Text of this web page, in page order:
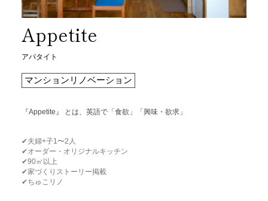
Appetite
アパタイト
マンションリノベーション
『Appetite』 とは、英語で「食欲」「興味・欲求」
✔︎夫婦+子1〜2人
✔︎オーダー・オリジナルキッチン
✔︎90㎡以上
✔︎家づくりストーリー掲載
✔︎ちゅこリノ